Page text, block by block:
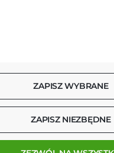
ZAPISZ WYBRANE
ZAPISZ NIEZBĘDNE